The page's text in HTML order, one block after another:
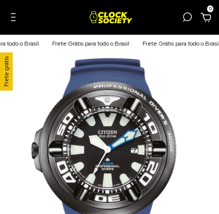
0
o Brasil Frete Grátis para todo o Brasil Frete Grátis para todo o Brasil
Frete grátis